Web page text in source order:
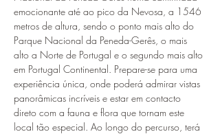
emocionante até ao pico da Nevosa, a 1546
metros de altura, sendo o ponto mais alto do
Parque Nacional da Peneda-Gerês, o mais
alto a Norte de Portugal e o segundo mais alto
em Portugal Continental. Prepare-se para uma
experiência única, onde poderá admirar vistas
panorâmicas incríveis e estar em contacto
direto com a fauna e flora que tornam este
local tão especial. Ao longo do percurso, terá